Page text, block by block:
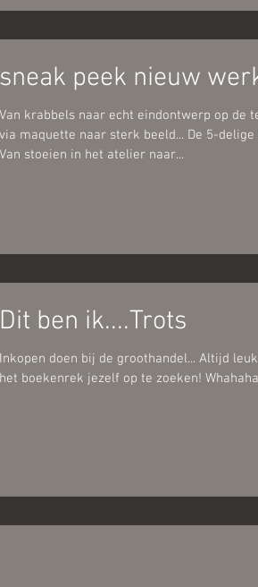
sneak peek nieuw
Van krabbels naar echt eindontwerp op de
via maquette naar sterk beeld... De 5-delige
Van stoeien in het atelier naar...
Dit ben ik....Trots
Inkopen doen bij de groothandel... Altijd
het boekenrek jezelf op te zoeken!